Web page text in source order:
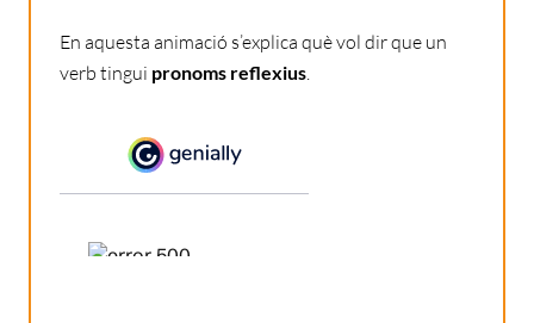
En aquesta animació s’explica què vol dir que un
verb tingui pronoms reflexius